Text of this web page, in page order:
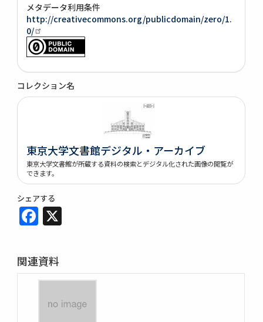
メタデータ利用条件
http://creativecommons.org/publicdomain/zero/1.
0/
コレクション名
東京大学文書館デジタル・アーカイブ
東京大学文書館が所蔵する資料の検索とデジタル化された画像の閲覧が
できます。
シェアする
Facebook
関連資料